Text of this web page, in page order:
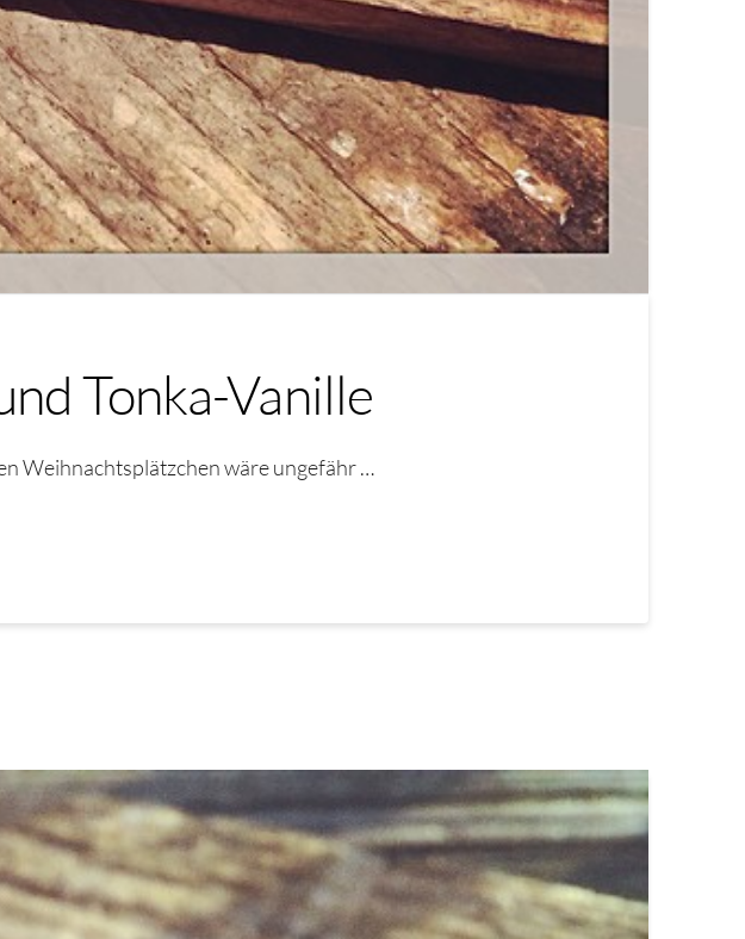
Tonka-Vanille
Weihnachtsplätzchen wäre ungefähr …